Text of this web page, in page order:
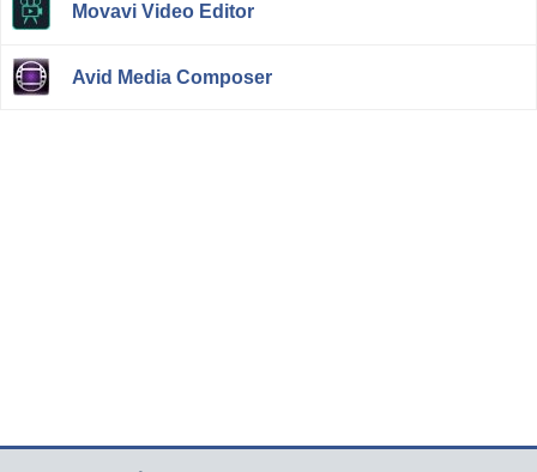
Movavi Video Editor
Avid Media Composer